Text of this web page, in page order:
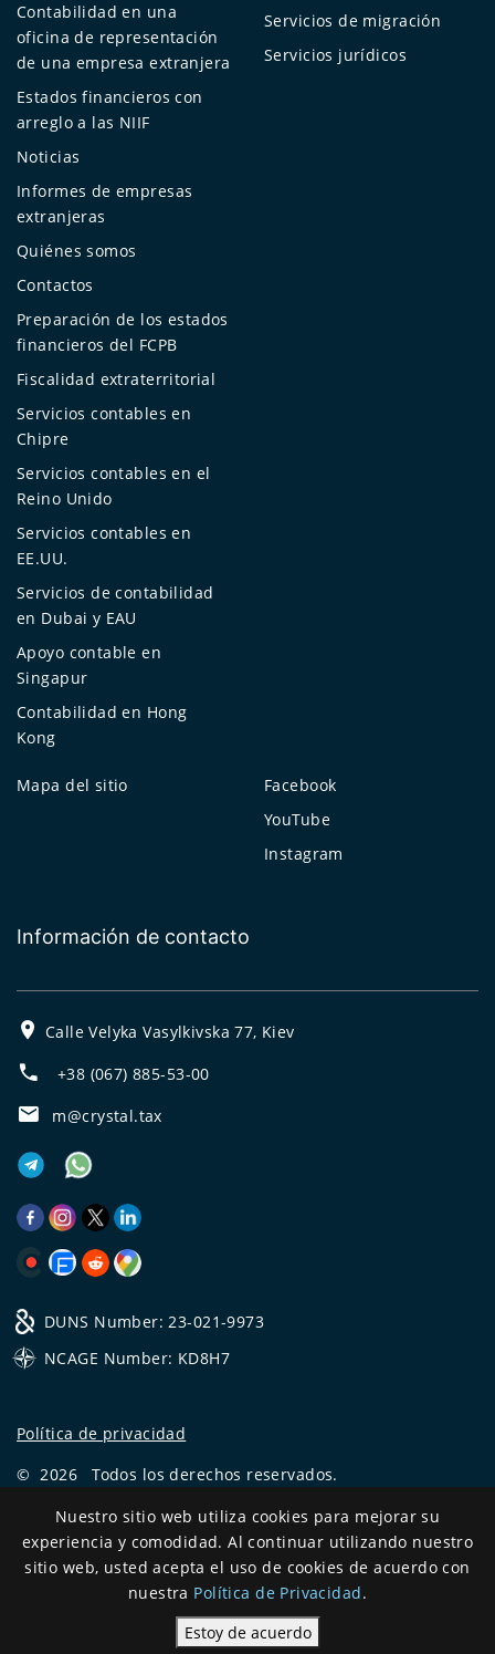
Contabilidad en una
oficina de representación
de una empresa extranjera
Estados financieros con
arreglo a las NIIF
Noticias
Informes de empresas
extranjeras
Quiénes somos
Contactos
Preparación de los estados
financieros del FCPB
Fiscalidad extraterritorial
Servicios contables en
Chipre
Servicios contables en el
Reino Unido
Servicios contables en
EE.UU.
Servicios de contabilidad
en Dubai y EAU
Apoyo contable en
Singapur
Contabilidad en Hong
Kong
Servicios de migración
Servicios jurídicos
Mapa del sitio
Facebook
YouTube
Instagram
Información de contacto
Calle Velyka Vasylkivska 77, Kiev
+38 (067) 885-53-00
m@crystal.tax
DUNS Number: 23-021-9973
NCAGE Number: KD8H7
Política de privacidad
© 2026
Todos los derechos reservados.
CRYSTAL.TAX—EXPERTO OFFSHORE №❶
Development
and support
Nuestro sitio web utiliza cookies para mejorar su
experiencia y comodidad. Al continuar utilizando nuestro
sitio web, usted acepta el uso de cookies de acuerdo con
nuestra Política de Privacidad.
Estoy de acuerdo